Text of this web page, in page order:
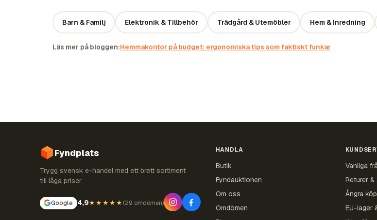
Barn & Familj Elektronik & Tillbehör Trädgård & Utemöbler Hem & Inredning
Läs mer på bloggen:Hemmakontor på budget: ergonomiska tips som faktiskt funkar
Fyndplats
Trygg svensk e-handel med ett brett sortiment
till låga priser.
Google 4,9★★★★★ (29 omdömen)
HANDLA
Butik
Fyndauktionen
Om oss
Omdömen
Vanliga
Returer &
Ångra köp
EU-lager